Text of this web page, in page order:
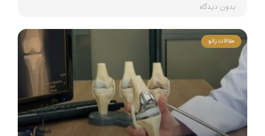
بدون دیدگاه
مقالات زانو